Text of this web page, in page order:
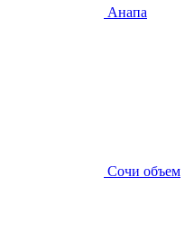
Анапа
Сочи объем